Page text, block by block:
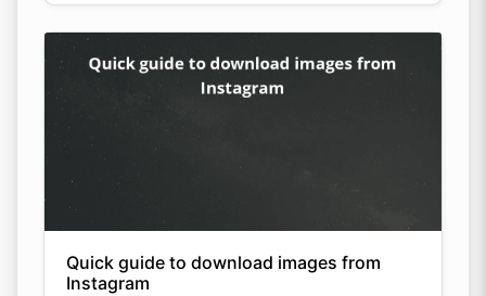
Quick guide to download images from
Instagram